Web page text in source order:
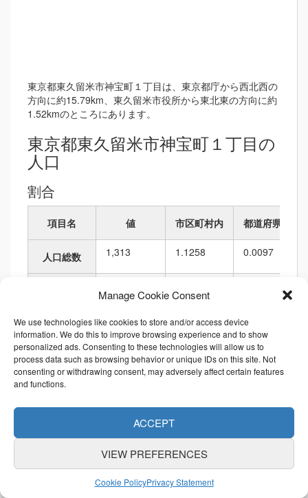
Manage Cookie Consent
We use technologies like cookies to store and/or access device
information. We do this to improve browsing experience and to show
personalized ads. Consenting to these technologies will allow us to
process data such as browsing behavior or unique IDs on this site. Not
consenting or withdrawing consent, may adversely affect certain features
and functions.
ACCEPT
VIEW PREFERENCES
Cookie PolicyPrivacy Statement
東京都東久留米市神宝町１丁目は、東京都庁から西北西の
方向に約15.79km、東久留米市役所から東北東の方向に約
1.52kmのところにあります。
東京都東久留米市神宝町１丁目の
人口
割合
項目名 値 市区町村内 都道府県内
人口総数 1,313 1.1258 0.0097
人口密度 9,336.36 1.2720 0.0126
面積 140,632.91 1.0929 0.0063
境界の長さ
値 市区町村内
1,313 4581